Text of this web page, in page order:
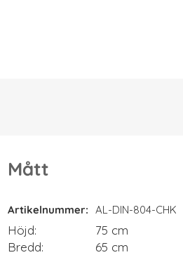
Mått
Mått
Artikelnummer AL-DIN-804-CHK
Höjd
75 cm
Bredd
65 cm